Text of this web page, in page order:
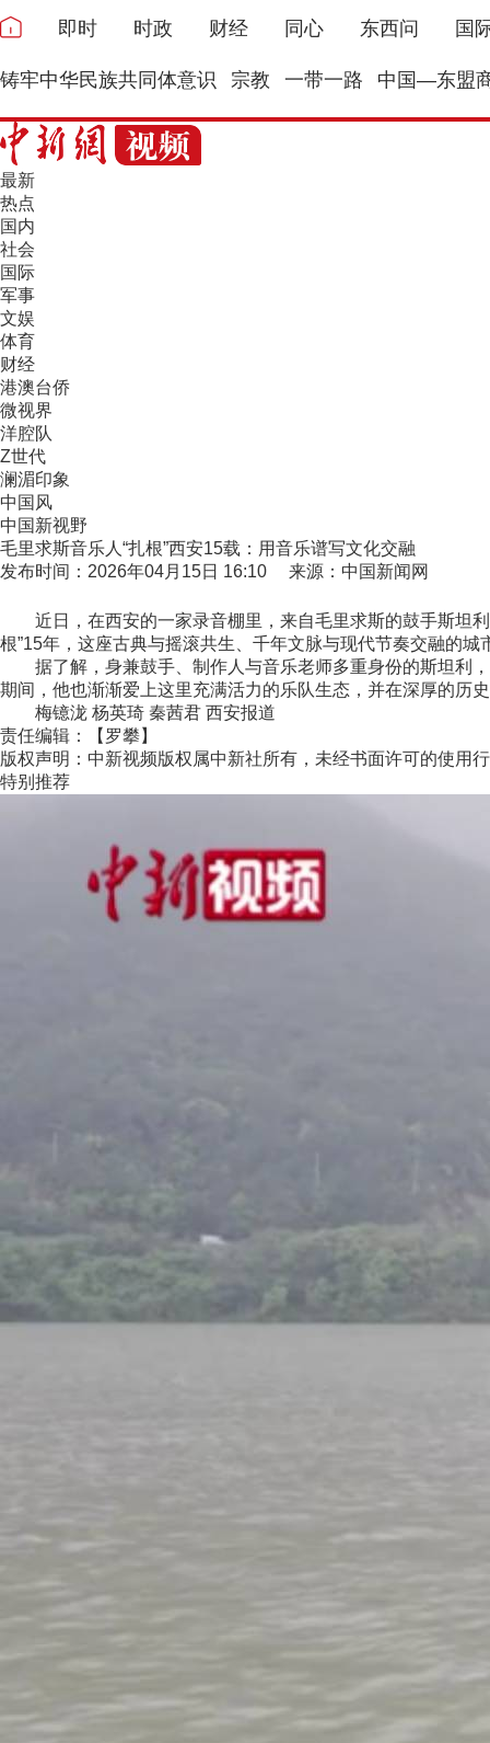
即时 时政 财经 同心 东西问 国
铸牢中华民族共同体意识 宗教 一带一路 中国—东盟
最新
热点
国内
社会
国际
军事
文娱
体育
财经
港澳台侨
微视界
洋腔队
Z世代
澜湄印象
中国风
中国新视野
毛里求斯音乐人“扎根”西安15载：用音乐谱写文化交融
发布时间：2026年04月15日 16:10 来源：中国新闻网
近日，在西安的一家录音棚里，来自毛里求斯的鼓手斯坦利
根”15年，这座古典与摇滚共生、千年文脉与现代节奏交融的城
据了解，身兼鼓手、制作人与音乐老师多重身份的斯坦利，
期间，他也渐渐爱上这里充满活力的乐队生态，并在深厚的历
梅镱泷 杨英琦 秦茜君 西安报道
责任编辑：【罗攀】
版权声明：中新视频版权属中新社所有，未经书面许可的使用
特别推荐